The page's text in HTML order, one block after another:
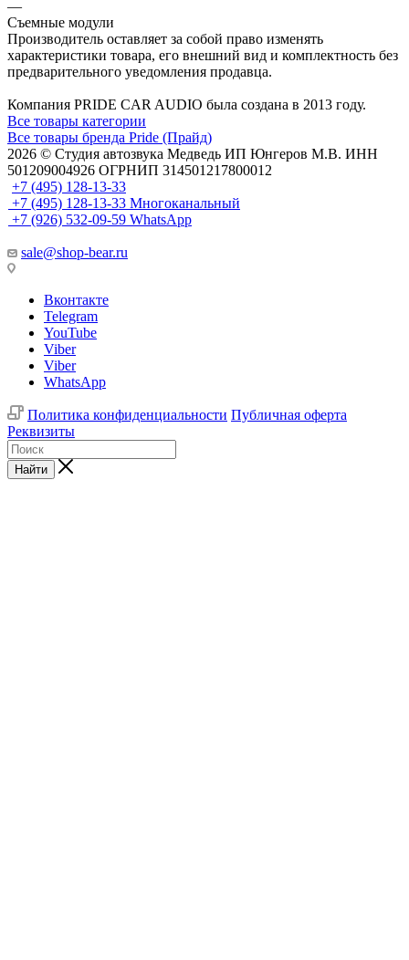
—
Съемные модули
Производитель оставляет за собой право изменять
характеристики товара, его внешний вид и комплектность без
предварительного уведомления продавца.
Компания PRIDE CAR AUDIO была создана в 2013 году.
Все товары категории
Все товары бренда Pride (Прайд)
2026 © Cтудия автозвука Медведь ИП Юнгеров М.В. ИНН
501209004926 ОГРНИП 314501217800012
+7 (495) 128-13-33
+7 (495) 128-13-33 Многоканальный
+7 (926) 532-09-59 WhatsApp
sale@shop-bear.ru
Вконтакте
Telegram
YouTube
Viber
Viber
WhatsApp
Политика конфиденциальности Публичная оферта
Реквизиты
Найти